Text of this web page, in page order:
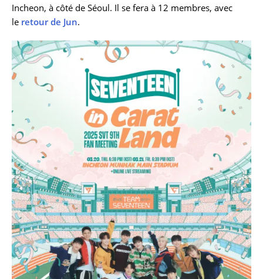
Incheon, à côté de Séoul. Il se fera à 12 membres, avec
le retour de Jun.